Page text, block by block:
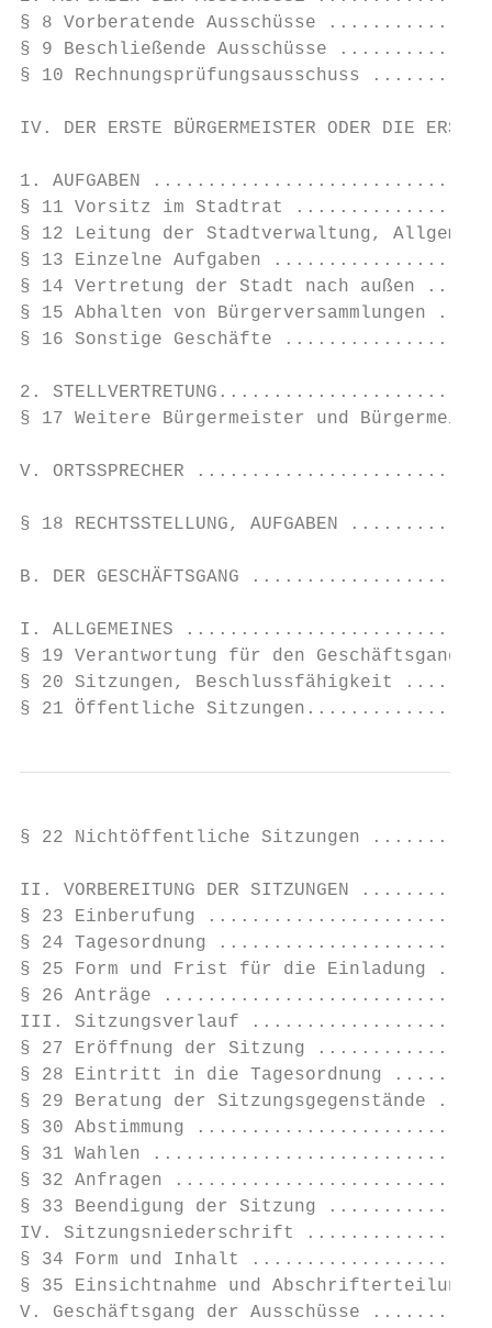
§ 8 Vorberatende
§ 9 Beschließende
§ 10
IV. DER ERSTE BÜRGERMEISTER ODER DIE
1. AUFGABEN
§ 11 Vorsitz im Stadtrat
§ 12 Leitung der
§ 13 Einzelne Aufgaben
§ 14 Vertretung der Stadt nach
§ 15 Abhalten von
§ 16 Sonstige Geschäfte
2.
§ 17 Weitere Bürgermeister und
V. ORTSSPRECHER
§ 18 RECHTSSTELLUNG,
B. DER GESCHÄFTSGANG
I. ALLGEMEINES
§ 19 Verantwortung für den
§ 20 Sitzungen,
§ 21 Öffentliche
§ 22 Nichtöffentliche
II. VORBEREITUNG DER
§ 23 Einberufung
§ 24 Tagesordnung
§ 25 Form und Frist für die
§ 26 Anträge
III. Sitzungsverlauf
§ 27 Eröffnung der Sitzung
§ 28 Eintritt in die
§ 29 Beratung der
§ 30 Abstimmung
§ 31 Wahlen
§ 32 Anfragen
§ 33 Beendigung der Sitzung
IV. Sitzungsniederschrift
§ 34 Form und Inhalt
§ 35 Einsichtnahme und
V. Geschäftsgang der